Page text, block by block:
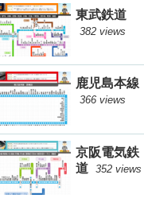
東武鉄道
382 views
鹿児島本線
366 views
京阪電気鉄
道 352 views